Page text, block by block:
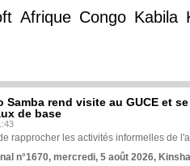
Afrique Congo Kabila
Samba rend visite au GUCE et
de base
rapprocher les activités informelles de
n°1670, mercredi, 5 août 2026,